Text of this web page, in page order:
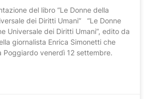
del libro “Le Donne della
dei Diritti Umani” “Le Donne
Universale dei Diritti Umani”, edito da
giornalista Enrica Simonetti che
Poggiardo venerdì 12 settembre.